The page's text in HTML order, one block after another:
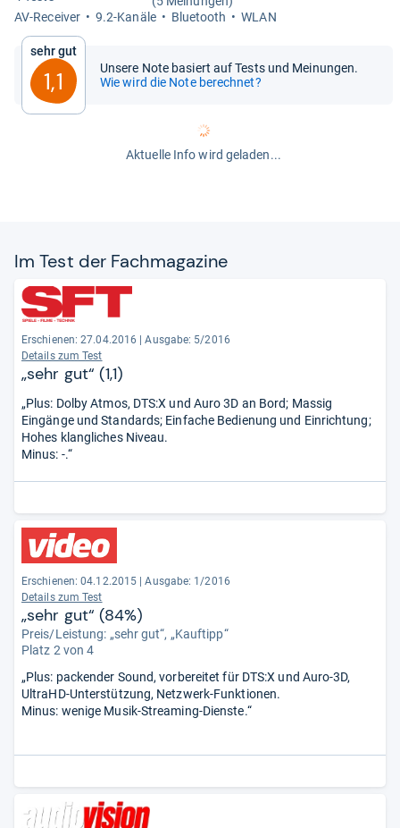
AV-​Recei­ver
9.2-​Kanäle Blue­tooth WLAN
Sehr gut
1,1
Unsere Note basiert auf Tests und Meinungen.
Wie wird die Note berechnet?
Aktuelle Info wird geladen...
Im Test der Fach­ma­ga­zine
Erschienen: 27.04.2016
Ausgabe: 5/2016
Details zum Test
„sehr gut“ (1,1)
„Plus: Dolby Atmos, DTS:X und Auro 3D an Bord; Massig
Eingänge und Standards; Einfache Bedienung und Einrichtung;
Hohes klangliches Niveau.
Minus: -.“
Erschienen: 04.12.2015
Ausgabe: 1/2016
Details zum Test
„sehr gut“ (84%)
Preis/Leistung: „sehr gut“, „Kauftipp“
Platz 2 von 4
„Plus: packender Sound, vorbereitet für DTS:X und Auro-3D,
UltraHD-Unterstützung, Netzwerk-Funktionen.
Minus: wenige Musik-Streaming-Dienste.“